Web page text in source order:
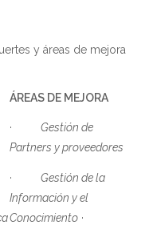
y áreas de mejora
ÁREAS DE MEJORA
· Gestión de
Partners y proveedores
· Gestión de la
Información y el
Conocimiento ·